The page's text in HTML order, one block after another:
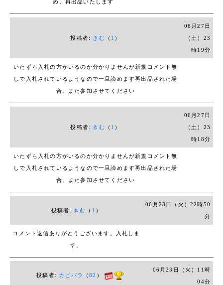
す。
返品・返金はお受けできません。神経質な方はご入札をお
め、再出品いたします
投稿者: きむ （ 1 ）
06月27日
（土）23
時19分
いたずら入札の方がいるのか分かりませんが新規コメント無
しで入札されているようなので一旦諦めます再出品された場
合、また参加させてください
投稿者: きむ （ 1 ）
06月27日
（土）23
時18分
いたずら入札の方がいるのか分かりませんが新規コメント無
しで入札されているようなので一旦諦めます再出品された場
合、また参加させてください
投稿者: きむ （ 1 ）
06月23日（火）22時50
分
コメント返信ありがとうございます。 入札しま
す。
投稿者: カピバラ （82 ）
06月23日（火）11時
04分